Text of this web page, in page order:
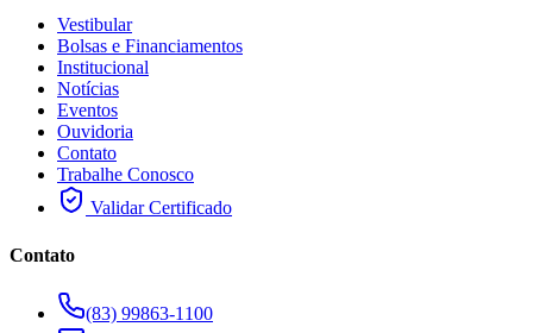
Vestibular
Bolsas e Financiamentos
Institucional
Notícias
Eventos
Ouvidoria
Contato
Trabalhe Conosco
Validar Certificado
Contato
(83) 99863-1100